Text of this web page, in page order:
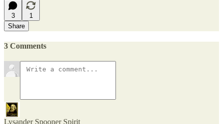
3
1
Share
3 Comments
Lysander Spooner Spirit